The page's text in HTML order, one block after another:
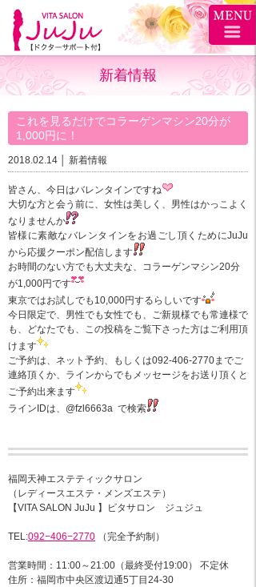
新着情報
これを見るだけでコラーゲンマシン20分が
1,000円に！
2018.02.14 │ 新着情報
皆さん、今日はバレンタインですね
大切な方と会う前に、女性は美しく、男性はかっこよく
なりませんか
皆様に素敵なバレンタインをお過ごし頂くためにJuJu
から応援クーポン配信します
お時間のない方でも大丈夫な、コラーゲンマシン20分
が1,000円です
東京ではお試しでも10,000円するらしいです
今日限定で、男性でも女性でも、ご新規様でも常連様で
も、どなたでも、この投稿をご覧下さった方はご利用頂
けます
ご予約は、ネット予約、もしくは092-406-2770までご
連絡頂くか、ラインからでもメッセージをお送り頂くと
ご予約出来ます
ラインIDは、@fzl6663a で検索
福岡天神エステティックサロン
（レディースエステ・メンズエステ）
【VITA SALON JuJu 】ビタサロン ジュジュ
TEL:092−406−2770 （完全予約制）
営業時間：11:00～21:00（最終受付19:00） 不定休
住所：福岡市中央区渡辺通5丁目24-30